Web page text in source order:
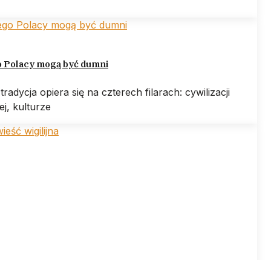
Polacy mogą być dumni
opiera się na czterech filarach: cywilizacji
kulturze